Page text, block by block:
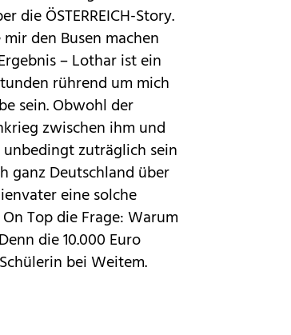
die ÖSTERREICH-Story.
den Busen machen
– Lothar ist ein
rührend um mich
sein. Obwohl der
zwischen ihm und
zuträglich sein
ganz Deutschland über
eine solche
Top die Frage: Warum
die 10.000 Euro
bei Weitem.